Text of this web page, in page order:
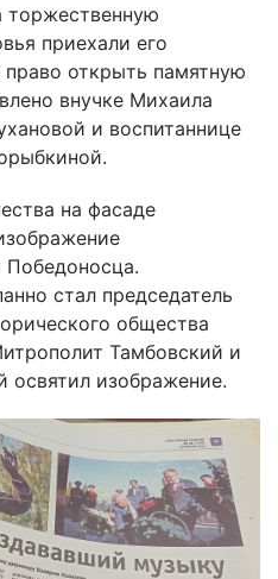
приехали его
открыть памятную
внучке Михаила
и воспитаннице
на фасаде
Победоносца.
стал председатель
общества
Тамбовский и
освятил изображение.